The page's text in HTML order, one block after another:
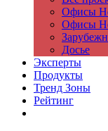
Офисы
Офисы
Досье
Эксперты
Продукты
Тренд Зоны
Рейтинг